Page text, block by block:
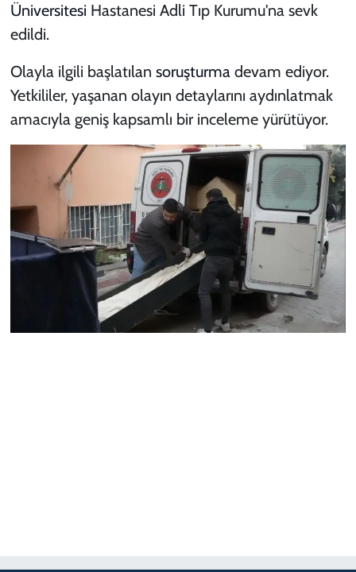
Üniversitesi Hastanesi Adli Tıp Kurumu'na sevk
edildi.
Olayla ilgili başlatılan soruşturmadevam ediyor.
Yetkililer, yaşanan olayın detaylarını aydınlatmak
amacıyla geniş kapsamlı bir inceleme yürütüyor.